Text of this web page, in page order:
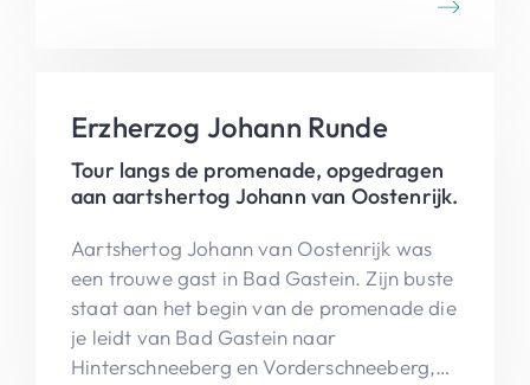
Erzherzog Johann Runde
Tour langs de promenade, opgedragen
aan aartshertog Johann van Oostenrijk.
Aartshertog Johann van Oostenrijk was
een trouwe gast in Bad Gastein. Zijn buste
staat aan het begin van de promenade die
je leidt van Bad Gastein naar
Hinterschneeberg en Vorderschneeberg,